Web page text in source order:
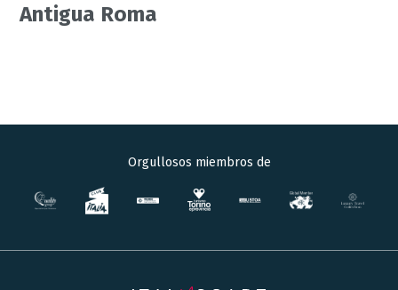
Antigua Roma
Orgullosos miembros de